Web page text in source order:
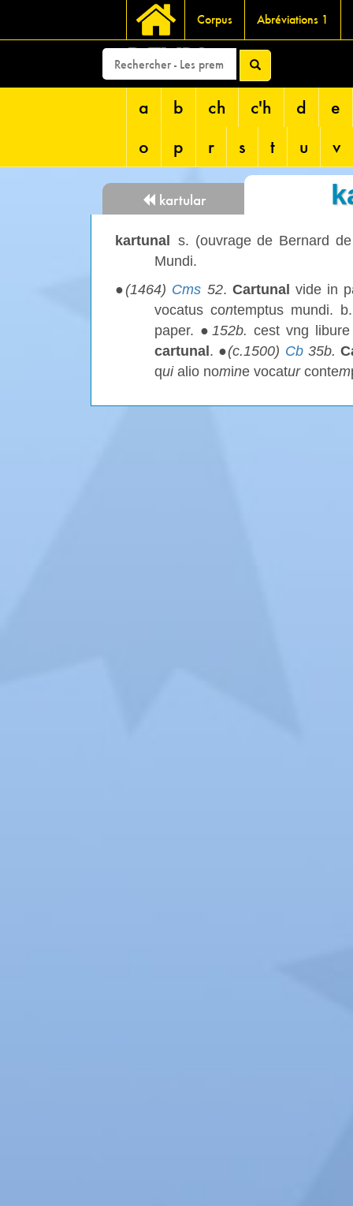
Corpus Abréviations 1
DEVRI
a b ch c'h d
e
o
p r s t u v
kartular
kartunal
s. (ouvrage de Bernard
Mundi.
●(1464) Cms 52. Cartunal vide in
vocatus contemptus mundi.
paper. ● 152b. cest vng
cartunal . ●(c.1500) Cb35b.
quialio nomine vocaturcontem